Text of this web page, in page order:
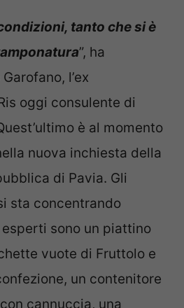
tanto che si è
”, ha
l’ex
oggi consulente di
è al momento
nuova inchiesta della
di Pavia. Gli
sta concentrando
esperti sono un piattino
vuote di Fruttolo e
un contenitore
cannuccia, una